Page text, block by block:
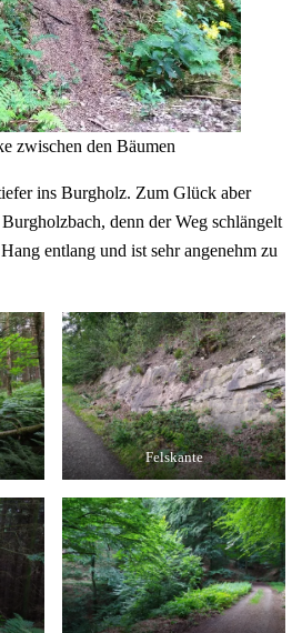
zwischen den Bäumen
ins Burgholz. Zum Glück aber
denn der Weg schlängelt
entlang und ist sehr angenehm zu
Felskante